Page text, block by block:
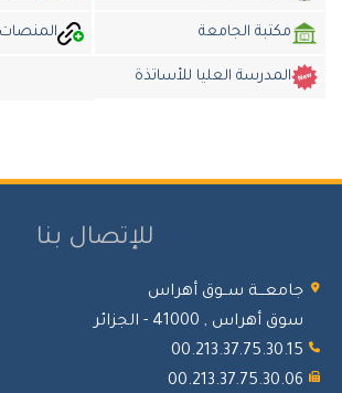
مكتبة الجامعة المنصات الوزارية
المدرسة العليا للأساتذة
للإتصال بنا
ســوق أهراس
أهراس , 41000 - الجزائر